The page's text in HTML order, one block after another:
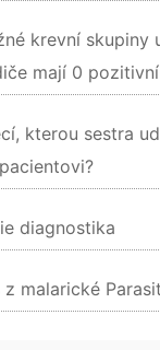
krevní skupiny
mají 0
kterou sestra
diagnostika
malarické